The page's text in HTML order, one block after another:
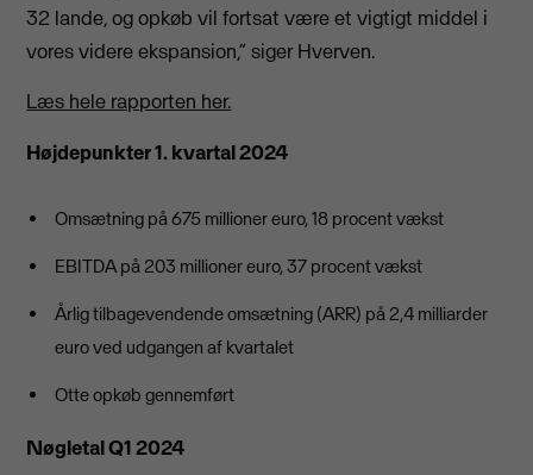
32 lande, og opkøb vil fortsat være et vigtigt middel i
vores videre ekspansion,” siger Hverven.
Læs hele rapporten her.
Højdepunkter 1. kvartal 2024
Omsætning på 675 millioner euro, 18 procent vækst
EBITDA på 203 millioner euro, 37 procent vækst
Årlig tilbagevendende omsætning (ARR) på 2,4 milliarder
euro ved udgangen af kvartalet
Otte opkøb gennemført
Nøgletal Q1 2024